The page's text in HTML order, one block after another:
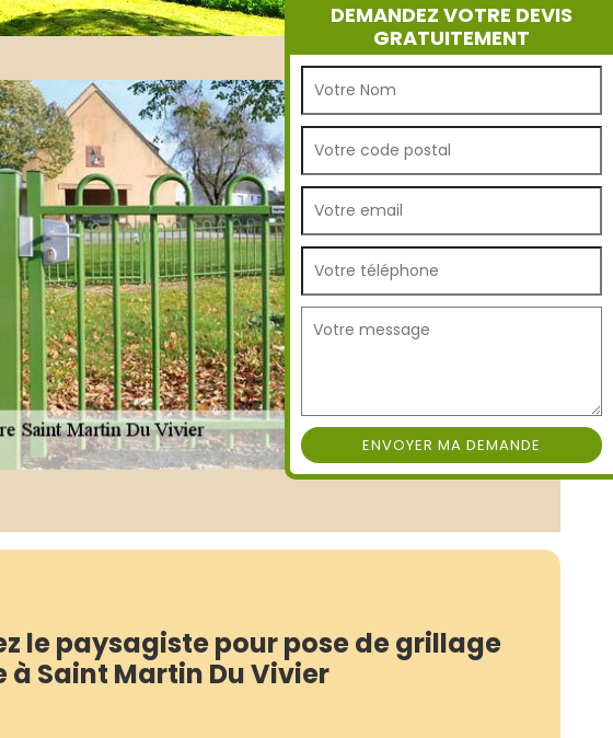
DEMANDEZ VOTRE DEVIS
GRATUITEMENT
le paysagiste pour pose de grillage
à Saint Martin Du Vivier